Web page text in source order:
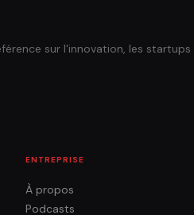
sur l'innovation, les startups
ENTREPRISE
À propos
Podcasts